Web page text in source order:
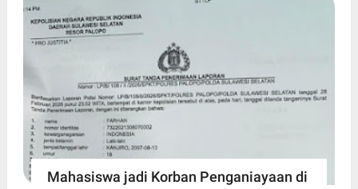
Mahasiswa jadi Korban Penganiayaan di